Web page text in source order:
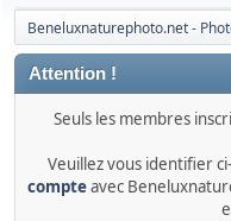
Beneluxnaturephoto.net -
Attention !
Seuls les membres
Veuillez vous identifier
compteavec